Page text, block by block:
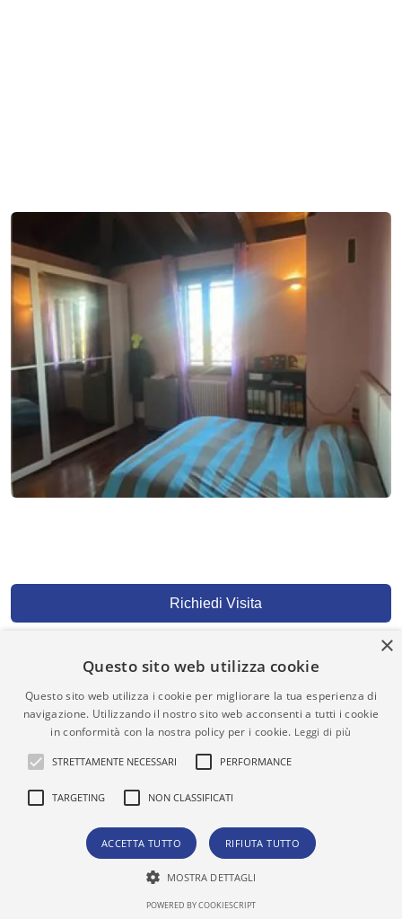
Richiedi Visita
Richiesta Informazioni
×
Questo sito web utilizza cookie
Questo sito web utilizza i cookie per migliorare la tua esperienza di
navigazione. Utilizzando il nostro sito web acconsenti a tutti i cookie
in conformità con la nostra policy per i cookie. Leggi di più
STRETTAMENTE NECESSARI PERFORMANCE
TARGETING NON CLASSIFICATI
ACCETTA TUTTO RIFIUTA TUTTO
MOSTRA DETTAGLI
POWERED BY COOKIESCRIPT